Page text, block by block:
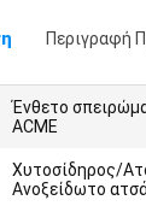
Περιγραφή
Ένθετο
ACME
Χυτοσίδηρος/
Ανοξείδωτο